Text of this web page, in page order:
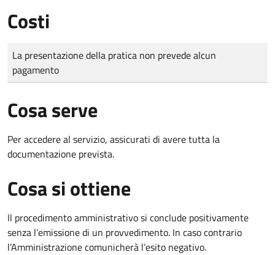
Costi
Tipo di pagamento
Importo
La presentazione della pratica non prevede alcun
pagamento
Cosa serve
Per accedere al servizio, assicurati di avere tutta la
documentazione prevista.
Cosa si ottiene
Il procedimento amministrativo si conclude positivamente
senza l’emissione di un provvedimento. In caso contrario
l’Amministrazione comunicherà l’esito negativo.